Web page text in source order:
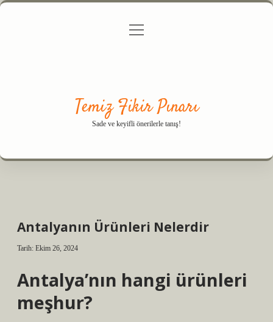
Gizlilik Politikası
menüyü
Temiz Fikir Pınarı
Sade ve keyifli önerilerle tanış!
Antalyanın Ürünleri Nelerdir
Tarih: Ekim 26, 2024
Antalya’nın hangi ürünleri
meşhur?